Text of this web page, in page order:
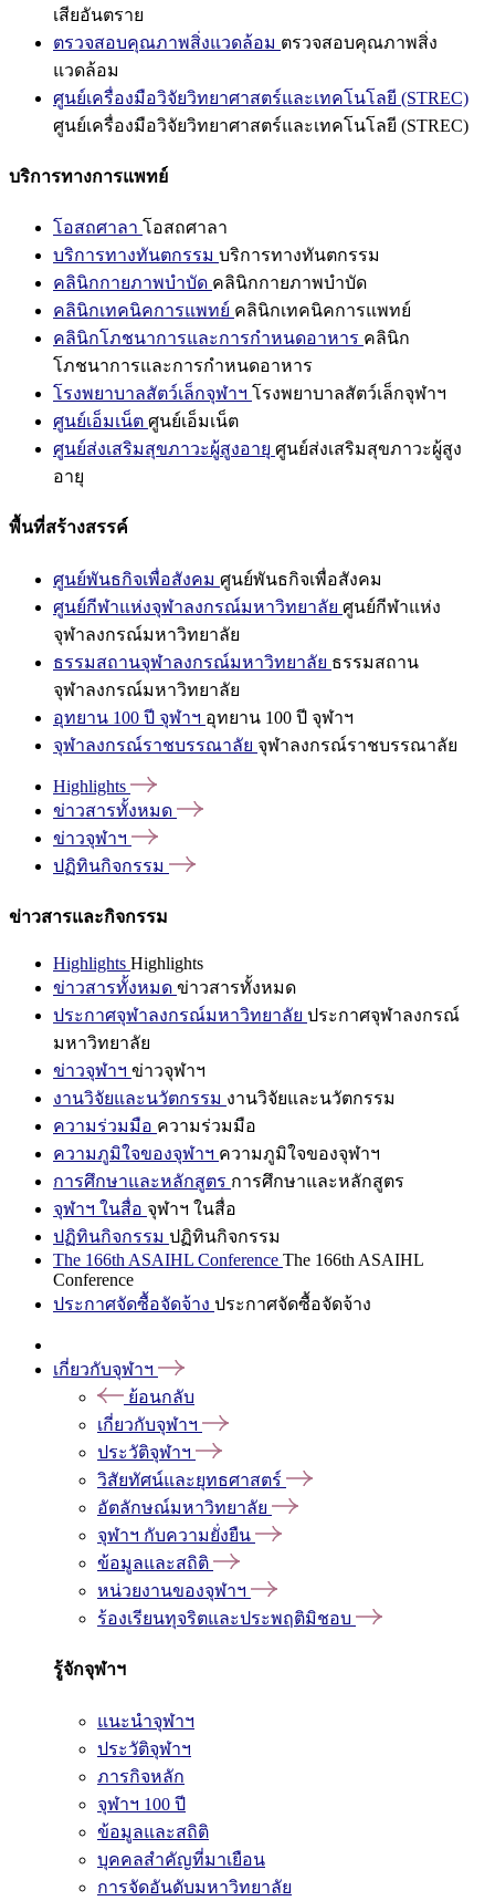
เสียอันตราย
ตรวจสอบคุณภาพสิ่งแวดล้อม ตรวจสอบคุณภาพสิ่ง
แวดล้อม
ศูนย์เครื่องมือวิจัยวิทยาศาสตร์และเทคโนโลยี (STREC)
ศูนย์เครื่องมือวิจัยวิทยาศาสตร์และเทคโนโลยี (STREC)
บริการทางการแพทย์
โอสถศาลา โอสถศาลา
บริการทางทันตกรรม บริการทางทันตกรรม
คลินิกกายภาพบำบัด คลินิกกายภาพบำบัด
คลินิกเทคนิคการแพทย์ คลินิกเทคนิคการแพทย์
คลินิกโภชนาการและการกำหนดอาหาร คลินิก
โภชนาการและการกำหนดอาหาร
โรงพยาบาลสัตว์เล็กจุฬาฯ โรงพยาบาลสัตว์เล็กจุฬาฯ
ศูนย์เอ็มเน็ต ศูนย์เอ็มเน็ต
ศูนย์ส่งเสริมสุขภาวะผู้สูงอายุ ศูนย์ส่งเสริมสุขภาวะผู้สูง
อายุ
พื้นที่สร้างสรรค์
ศูนย์พันธกิจเพื่อสังคม ศูนย์พันธกิจเพื่อสังคม
ศูนย์กีฬาแห่งจุฬาลงกรณ์มหาวิทยาลัย ศูนย์กีฬาแห่ง
จุฬาลงกรณ์มหาวิทยาลัย
ธรรมสถานจุฬาลงกรณ์มหาวิทยาลัย ธรรมสถาน
จุฬาลงกรณ์มหาวิทยาลัย
อุทยาน 100 ปี จุฬาฯ อุทยาน 100 ปี จุฬาฯ
จุฬาลงกรณ์ราชบรรณาลัย จุฬาลงกรณ์ราชบรรณาลัย
Highlights
ข่าวสารทั้งหมด
ข่าวจุฬาฯ
ปฏิทินกิจกรรม
ข่าวสารและกิจกรรม
Highlights Highlights
ข่าวสารทั้งหมด ข่าวสารทั้งหมด
ประกาศจุฬาลงกรณ์มหาวิทยาลัย ประกาศจุฬาลงกรณ์
มหาวิทยาลัย
ข่าวจุฬาฯ ข่าวจุฬาฯ
งานวิจัยและนวัตกรรม งานวิจัยและนวัตกรรม
ความร่วมมือ ความร่วมมือ
ความภูมิใจของจุฬาฯ ความภูมิใจของจุฬาฯ
การศึกษาและหลักสูตร การศึกษาและหลักสูตร
จุฬาฯ ในสื่อ จุฬาฯ ในสื่อ
ปฏิทินกิจกรรม ปฏิทินกิจกรรม
The 166th ASAIHL Conference The 166th ASAIHL
Conference
ประกาศจัดซื้อจัดจ้าง ประกาศจัดซื้อจัดจ้าง
เกี่ยวกับจุฬาฯ
ย้อนกลับ
เกี่ยวกับจุฬาฯ
ประวัติจุฬาฯ
วิสัยทัศน์และยุทธศาสตร์
อัตลักษณ์มหาวิทยาลัย
จุฬาฯ กับความยั่งยืน
ข้อมูลและสถิติ
หน่วยงานของจุฬาฯ
ร้องเรียนทุจริตและประพฤติมิชอบ
รู้จักจุฬาฯ
แนะนำจุฬาฯ
ประวัติจุฬาฯ
ภารกิจหลัก
จุฬาฯ 100 ปี
ข้อมูลและสถิติ
บุคคลสำคัญที่มาเยือน
การจัดอันดับมหาวิทยาลัย